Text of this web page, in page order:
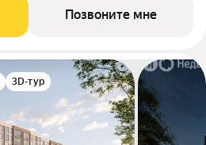
Позвоните мне
3D-тур